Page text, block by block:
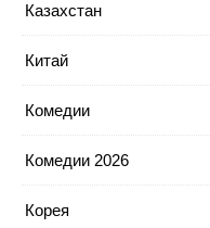
Казахстан
Китай
Комедии
Комедии 2026
Корея